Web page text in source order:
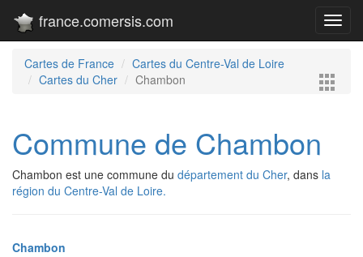
france.comersis.com
Cartes de France
Cartes du Centre-Val de Loire
Cartes du Cher
Chambon
Commune de Chambon
Chambon est une commune du département du Cher, dans la
région du Centre-Val de Loire.
Chambon